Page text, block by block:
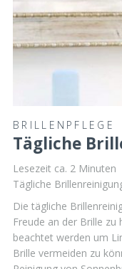
BRILLENPFLEGE
Tägliche
Lesezeit ca. 2 Minuten
Tägliche
Die tägliche
Freude an der Brille
beachtet werden um
Brille vermeiden zu